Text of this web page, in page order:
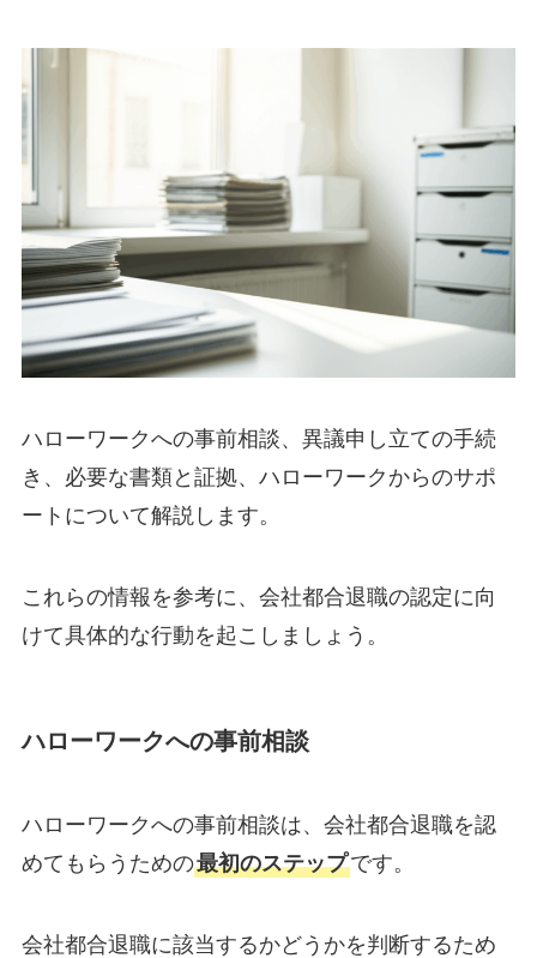
ハローワークへの事前相談、異議申し立ての手続
き、必要な書類と証拠、ハローワークからのサポ
ートについて解説します。
これらの情報を参考に、会社都合退職の認定に向
けて具体的な行動を起こしましょう。
ハローワークへの事前相談
ハローワークへの事前相談は、会社都合退職を認
めてもらうための最初のステップです。
会社都合退職に該当するかどうかを判断するため